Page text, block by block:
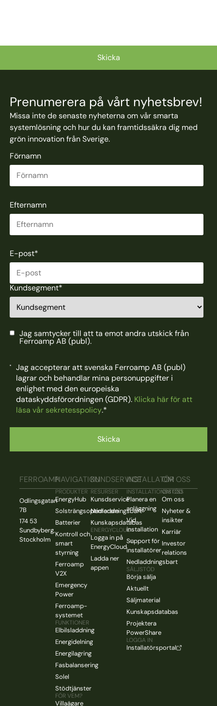
Prenumerera på vårt nyhetsbrev!
Missa inte de senaste nyheterna om vår smarta
systemlösning och hur du kan framtidssäkra dig med
grön innovation från Sverige.
Förnamn
Efternamn
E-post*
Kundsegment*
Jag samtycker till att ta emot andra utskick från
Ferroamp AB (publ).
Jag accepterar att svenska Ferroamp AB (publ)
lagrar och behandlar mina personuppgifter i
enlighet med den europeiska
dataskyddsförordningen (GDPR). Klicka här för att
läsa vår sekretesspolicy.*
FERROAMP
Odlingsgatan
7B
174 53
Sundbyberg,
Stockholm
NAVIGATION
PRODUKTER
EnergyHub
Solsträngsoptimerare
Batterier
Kontroll och
smart
styrning
Ferroamp
V2X
Emergency
Power
Ferroamp-
systemet
FUNKTIONER
Elbilsladdning
Energidelning
Energilagring
Fasbalansering
Solel
Stödtjänster
FÖR VEM?
Villaägare
KUNDSERVICE
RESURSER
Kunsdservice
Nedladdningsbart
Kunskapsdatabas
ENERGYCLOUD
Logga in på
EnergyCloud
Ladda ner
appen
INSTALLATÖR
INSTALLATIONSSTÖD
Planera en
anläggning
Vid
installation
Support för
installatörer
Nedladdningsbart
SÄLJSTÖD
Börja sälja
Aktuellt
Säljmaterial
Kunskapsdatabas
Projektera
PowerShare
LOGGA IN
Installatörsportal
OM OSS
OM OSS
Om oss
Nyheter &
insikter
Karriär
Investor
relations